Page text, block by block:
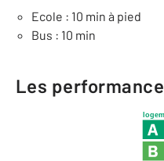
Ecole : 10 min à pied
Bus : 10 min
Les